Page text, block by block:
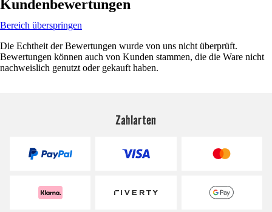
Kundenbewertungen
Bereich überspringen
Die Echtheit der Bewertungen wurde von uns nicht überprüft.
Bewertungen können auch von Kunden stammen, die die Ware nicht
nachweislich genutzt oder gekauft haben.
Zahlarten